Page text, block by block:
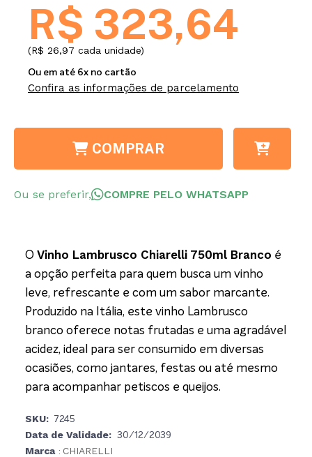
R$ 323,64
(R$ 26,97 cada unidade)
Ou em até 6x no cartão
Confira as informações de parcelamento
COMPRAR
Ou se preferir, COMPRE PELO WHATSAPP
O Vinho Lambrusco Chiarelli 750ml Branco é
a opção perfeita para quem busca um vinho
leve, refrescante e com um sabor marcante.
Produzido na Itália, este vinho Lambrusco
branco oferece notas frutadas e uma agradável
acidez, ideal para ser consumido em diversas
ocasiões, como jantares, festas ou até mesmo
para acompanhar petiscos e queijos.
SKU: 7245
Data de Validade: 30/12/2039
Marca : CHIARELLI